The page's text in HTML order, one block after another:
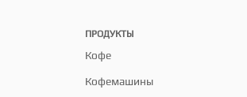
ПРОДУКТЫ
Кофе
Кофемашины